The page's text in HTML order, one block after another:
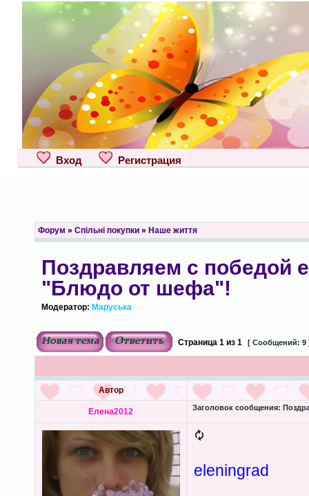
Вход Регистрация
Форум » Спільні покупки» Наше життя
Поздравляем с победой
"Блюдо от шефа"!
Модератор: Маруська
Страница 1из 1 [ Сообщений: 9
Автор
Елена2012 Заголовок сообщения:
eleningrad